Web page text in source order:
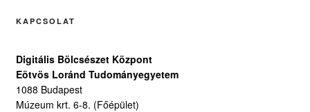
KAPCSOLAT
Digitális Bölcsészet Központ
Eötvös Loránd Tudományegyetem
1088 Budapest
Múzeum krt. 6-8. (Főépület)